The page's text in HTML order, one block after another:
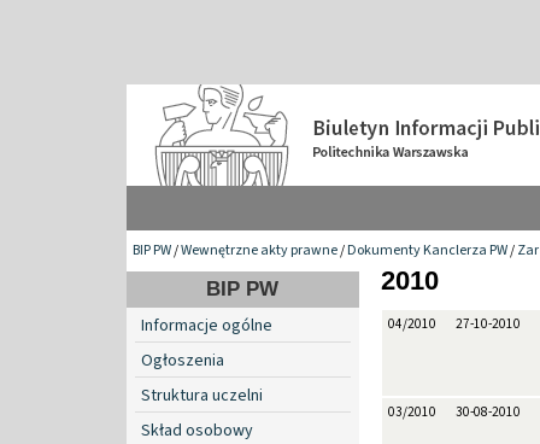
BIP PW/Wewnętrzne akty prawne/Dokumenty Kanclerza PW/
BIP PW
Informacje ogólne
Ogłoszenia
Struktura uczelni
Skład osobowy
2010
04/2010 27-10-2010
03/2010 30-08-2010